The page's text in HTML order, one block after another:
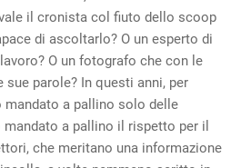
il cronista col fiuto dello scoop
di ascoltarlo? O un esperto di
O un fotografo che con le
parole? In questi anni, per
mandato a pallino solo delle
a pallino il rispetto per il
che meritano una informazione